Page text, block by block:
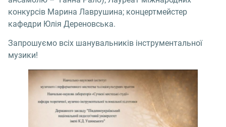
конкурсів Марина Лаврушина; концертмейстер
кафедри Юлія Дереновська.
Запрошуємо всіх шанувальників інструментальної
музики!